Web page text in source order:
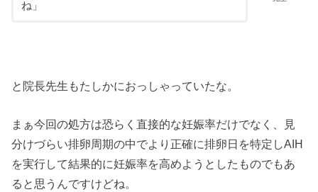
ね」
と院長先生もたしかにおっしゃっていたな。
まぁ今回の処方は恐らく直接的な妊娠率だけでなく、見
分けづらい排卵周期の中でより正確に排卵日を特定しAIH
を実行して結果的に妊娠率を高めようとしたものでもあ
ると思うんですけどね。